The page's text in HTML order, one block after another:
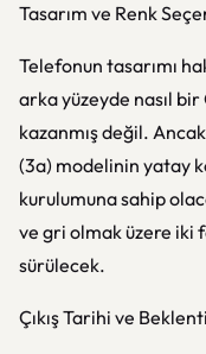
Tasarım ve Renk
Telefonun tasarımı
arka yüzeyde nasıl
kazanmış değil.
(3a) modelinin yatay
kurulumuna sahip
ve gri olmak üzere iki
sürülecek.
Çıkış Tarihi ve